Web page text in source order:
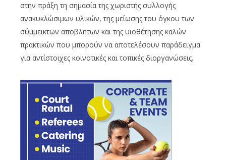
στην πράξη τη σημασία της χωριστής συλλογής
ανακυκλώσιμων υλικών, της μείωσης του όγκου των
σύμμεικτων αποβλήτων και της υιοθέτησης καλών
πρακτικών που μπορούν να αποτελέσουν παράδειγμα
για αντίστοιχες κοινοτικές και τοπικές διοργανώσεις.